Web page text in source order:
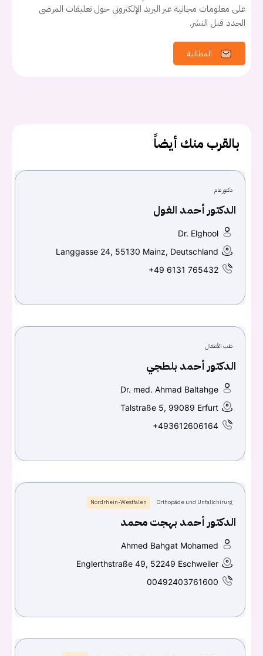
على معلومات مجانية عبر البريد الإلكتروني حول تعليقات المرضى
الجدد قبل النشر.
المطالبة
بالقرب منك أيضاً
دكتور عام
الدكتور أحمد الغول
Dr. Elghool
Langgasse 24, 55130 Mainz, Deutschland
+49 6131 765432
طب الأطفال
الدكتور أحمد بلطجي
Dr. med. Ahmad Baltahge
Talstraße 5, 99089 Erfurt
+493612606164
Orthopäde und Unfallchirurg
Nordrhein-Westfalen
الدكتور أحمد بهجت محمد
Ahmed Bahgat Mohamed
Englerthstraße 49, 52249 Eschweiler
00492403761600